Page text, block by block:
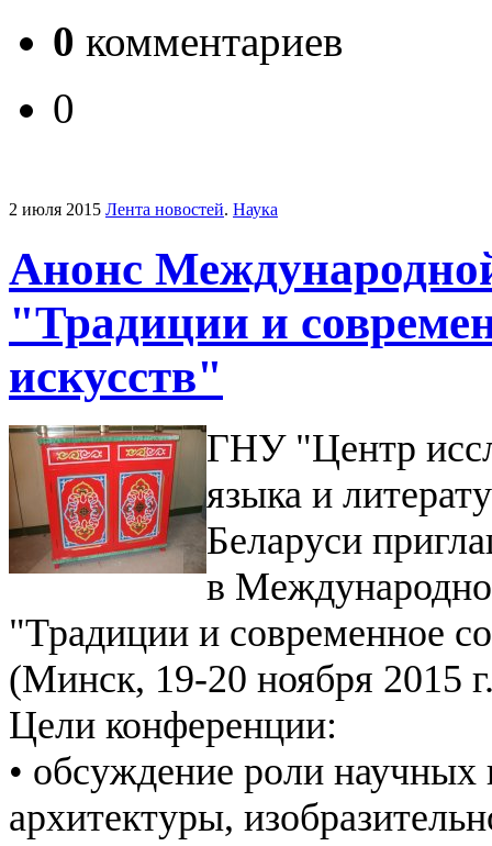
0 комментариев
0
2 июля 2015 Лента новостей. Наука
Анонс
"Традиции и
искусств"
ГНУ "Центр
языка и
Беларуси
в
"Традиции и современное
(Минск, 19-20 ноября 2015
Цели конференции:
• обсуждение роли научных
архитектуры,